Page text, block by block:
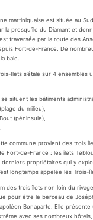
martiniquaise est située au
la presqu’île du Diamant et
traversée par la route des
Fort-de-France. De
baie.
Ilets s’étale sur 4 ensembles
situent les bâtiments
du milieu),
(péninsule),
commune provient des trois
Fort-de-France : les îlets
propriétaires qui y
longtemps appelée les Trois-
des trois îlots non loin du
pour être le berceau de
Bonaparte. Elle
avec ses nombreux